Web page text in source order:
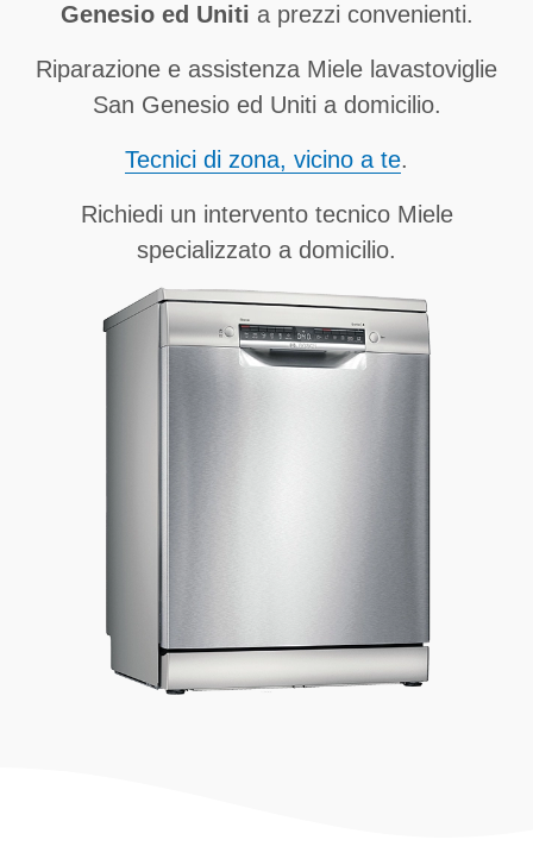
Genesio ed Uniti a prezzi convenienti.
Riparazione e assistenza Miele lavastoviglie
San Genesio ed Uniti a domicilio.
Tecnici di zona, vicino a te.
Richiedi un intervento tecnico Miele
specializzato a domicilio.